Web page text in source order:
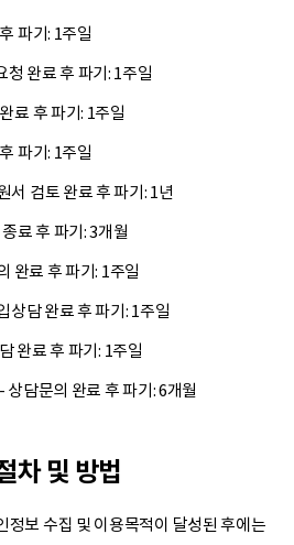
파기: 1주일
완료 후 파기: 1주일
료 후 파기: 1주일
파기: 1주일
서 검토 완료 후 파기: 1년
료 후 파기: 3개월
완료 후 파기: 1주일
상담 완료 후 파기: 1주일
완료 후 파기: 1주일
담문의 완료 후 파기: 6개월
차 및 방법
정보 수집 및 이용목적이 달성된 후에는